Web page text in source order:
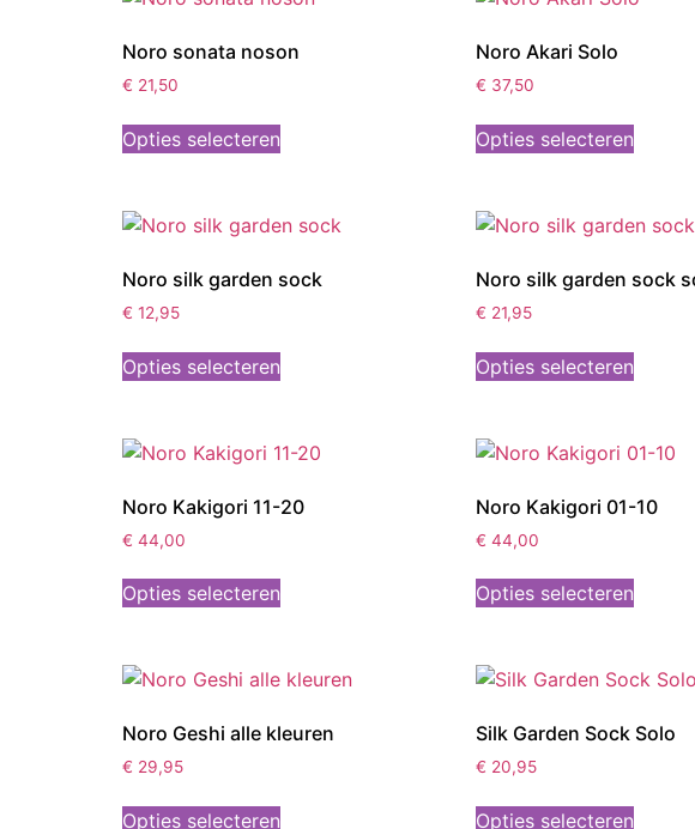
Noro sonata noson
€ 21,50
Opties selecteren
Noro Akari Solo
€ 37,50
Opties selecteren
Noro silk garden sock
€ 12,95
Opties selecteren
Noro silk garden sock
€ 21,95
Opties selecteren
Noro Kakigori 11-20
€ 44,00
Opties selecteren
Noro Kakigori 01-10
€ 44,00
Opties selecteren
Noro Geshi alle kleuren
€ 29,95
Opties selecteren
Silk Garden Sock Solo
€ 20,95
Opties selecteren